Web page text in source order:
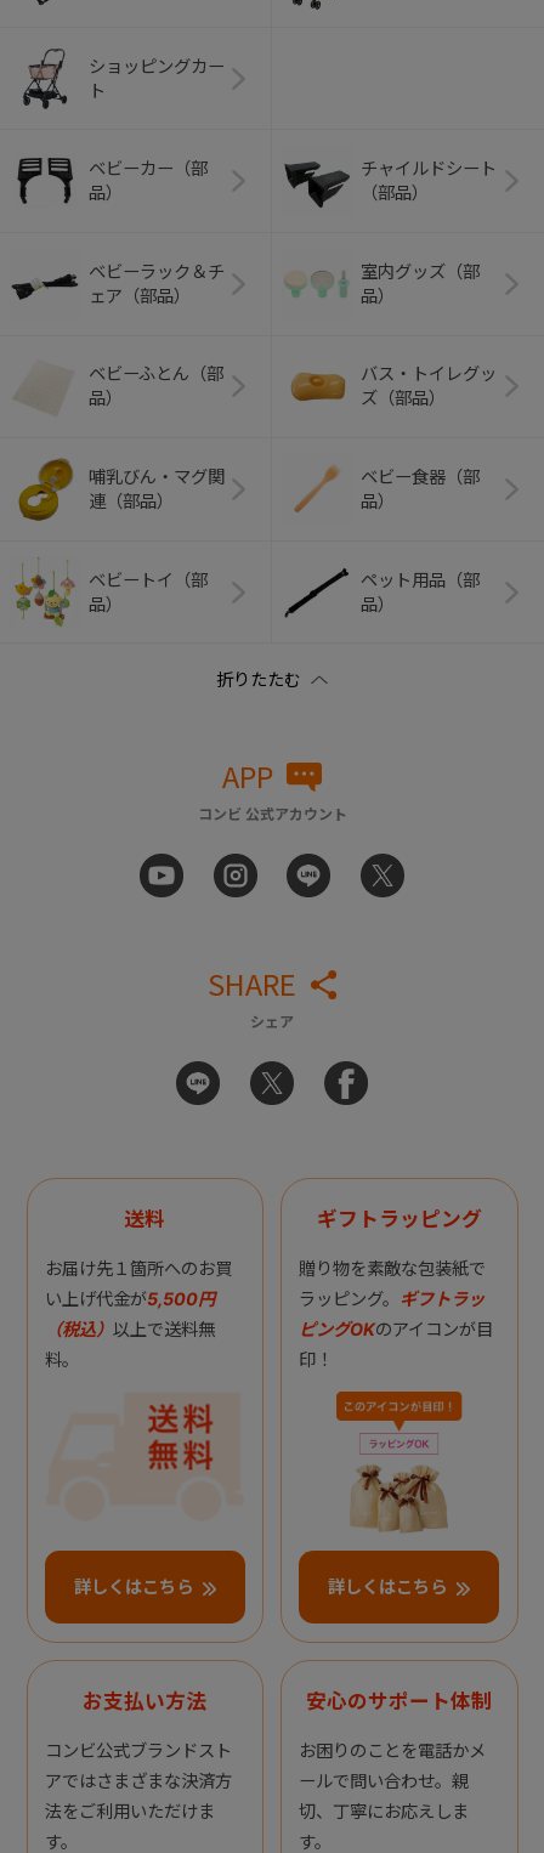
ショッピングカー
ト
ベビーカー（部
品）
チャイルドシート
（部品）
ベビーラック＆チ
ェア（部品）
室内グッズ（部
品）
ベビーふとん（部
品）
バス・トイレグッ
ズ（部品）
哺乳びん・マグ関
連（部品）
ベビー食器（部
品）
ベビートイ（部
品）
ペット用品（部
品）
APP
コンビ 公式アカウント
SHARE
シェア
送料
お届け先１箇所へのお買
い上げ代金が5,500円
（税込） 以上で送料無
料。
詳しくはこちら
ギフトラッピング
贈り物を素敵な包装紙で
ラッピング。 ギフトラッ
ピングOKのアイコンが目
印！
詳しくはこちら
お支払い方法
コンビ公式ブランドスト
アではさまざまな決済方
法をご利用いただけま
す。
安心のサポート体制
お困りのことを電話かメ
ールで問い合わせ。親
切、丁寧にお応えしま
す。